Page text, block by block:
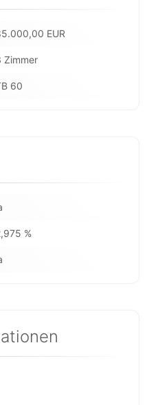
EUR
Zimmer
60
%